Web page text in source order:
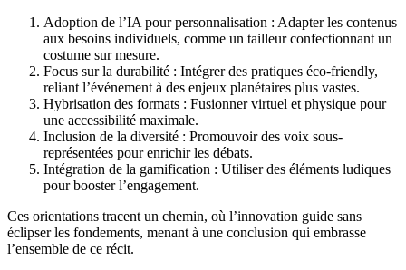
Adoption de l’IA pour personnalisation : Adapter les contenus
aux besoins individuels, comme un tailleur confectionnant un
costume sur mesure.
Focus sur la durabilité : Intégrer des pratiques éco-friendly,
reliant l’événement à des enjeux planétaires plus vastes.
Hybrisation des formats : Fusionner virtuel et physique pour
une accessibilité maximale.
Inclusion de la diversité : Promouvoir des voix sous-
représentées pour enrichir les débats.
Intégration de la gamification : Utiliser des éléments ludiques
pour booster l’engagement.
Ces orientations tracent un chemin, où l’innovation guide sans
éclipser les fondements, menant à une conclusion qui embrasse
l’ensemble de ce récit.